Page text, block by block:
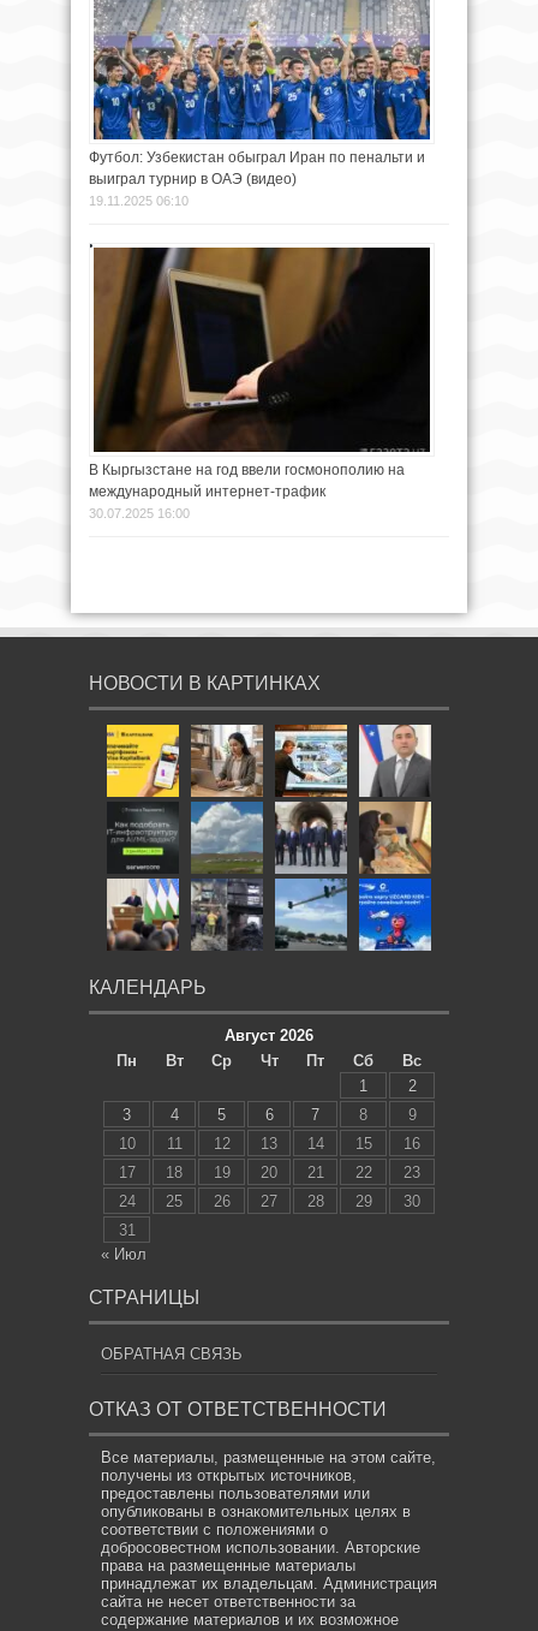
Футбол: Узбекистан обыграл Иран по пенальти и
выиграл турнир в ОАЭ (видео)
19.11.2025 06:10
В Кыргызстане на год ввели госмонополию на
международный интернет-трафик
30.07.2025 16:00
НОВОСТИ В КАРТИНКАХ
КАЛЕНДАРЬ
Август 2026
Пн
Вт Ср Чт Пт Сб
Вс
1
2
3
4 5 6 7 8
9
10
11 12 13 14 15
16
17
18 19 20 21 22
23
24
25 26 27 28 29
30
31
« Июл
СТРАНИЦЫ
ОБРАТНАЯ СВЯЗЬ
ОТКАЗ ОТ ОТВЕТСТВЕННОСТИ
Все материалы, размещенные на этом сайте,
получены из открытых источников,
предоставлены пользователями или
опубликованы в ознакомительных целях в
соответствии с положениями о
добросовестном использовании. Авторские
права на размещенные материалы
принадлежат их владельцам. Администрация
сайта не несет ответственности за
содержание материалов и их возможное